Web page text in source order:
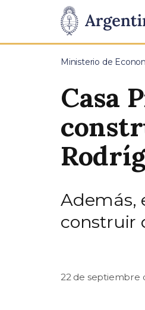
Presidencia
de
Pasar al contenido principal
Ministerio de
Casa
Además,
construir
22 de septiembre